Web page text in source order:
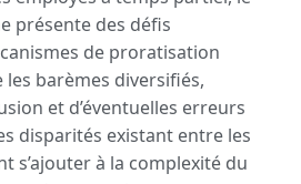
présente des défis
de proratisation
barèmes diversifiés,
et d’éventuelles erreurs
disparités existant entre les
s’ajouter à la complexité du